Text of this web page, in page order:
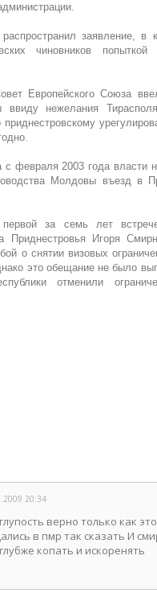
заявление, в
чиновников
Европейского Союза
ввиду нежелания
февраля 2003 года власти
Молдовы въезд в
за семь лет
Приднестровья Игоря
о снятии визовых
это обещание не было
отменили
20:34
верно только как
в пмр так сказать И
копать и искоренять